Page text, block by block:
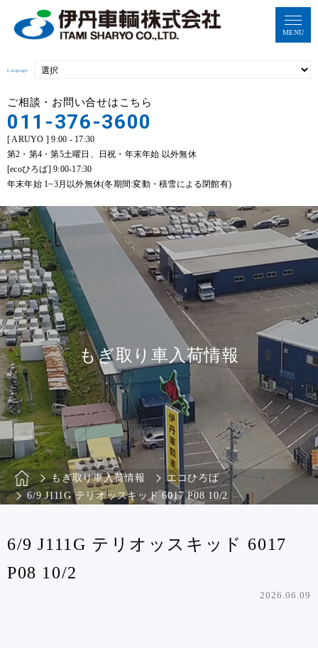
MENU
Language
ご相談・お問い合せはこちら
011-376-3600
[ ARUYO ] 9:00 - 17:30
第2・第4・第5土曜日、日祝・年末年始 以外無休
[ecoひろば] 9:00-17:30
年末年始 1~3月以外無休(冬期間:変動・積雪による閉館有)
もぎ取り車入荷情報
もぎ取り車入荷情報
エコひろば
6/9 J111G テリオッスキッド 6017 P08 10/2
6/9 J111G テリオッスキッド 6017
P08 10/2
2026.06.09